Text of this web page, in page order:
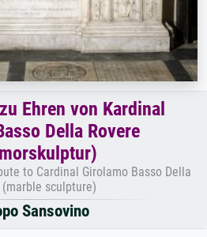
Ehren von Kardinal
Della Rovere
to Cardinal Girolamo Basso Della
(marble sculpture)
Sansovino